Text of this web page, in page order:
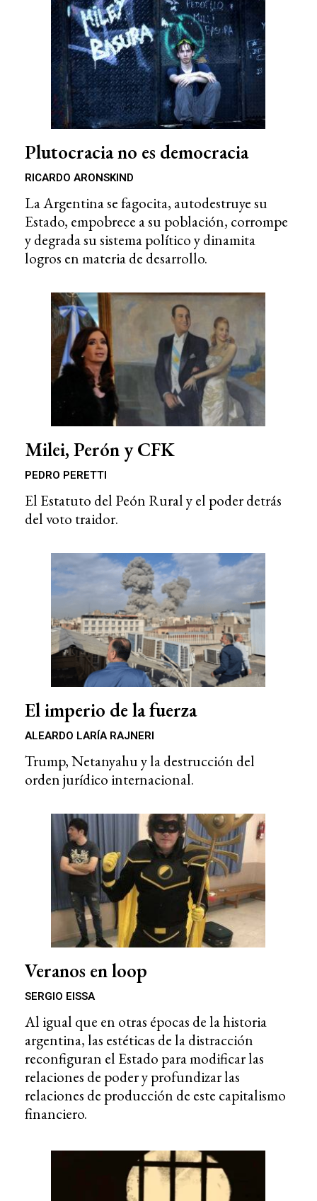
Plutocracia no es democracia
RICARDO ARONSKIND
La Argentina se fagocita, autodestruye su
Estado, empobrece a su población, corrompe
y degrada su sistema político y dinamita
logros en materia de desarrollo.
Milei, Perón y CFK
PEDRO PERETTI
El Estatuto del Peón Rural y el poder detrás
del voto traidor.
El imperio de la fuerza
ALEARDO LARÍA RAJNERI
Trump, Netanyahu y la destrucción del
orden jurídico internacional.
Veranos en loop
SERGIO EISSA
Al igual que en otras épocas de la historia
argentina, las estéticas de la distracción
reconfiguran el Estado para modificar las
relaciones de poder y profundizar las
relaciones de producción de este capitalismo
financiero.